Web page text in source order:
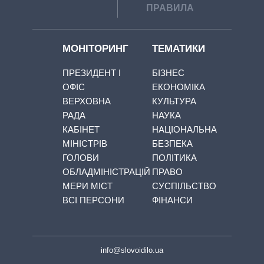
ПРАВИЛА
МОНІТОРИНГ
ПРЕЗИДЕНТ І
ОФІС
ВЕРХОВНА
РАДА
КАБІНЕТ
МІНІСТРІВ
ГОЛОВИ
ОБЛАДМІНІСТРАЦІЙ
МЕРИ МІСТ
ВСІ ПЕРСОНИ
ТЕМАТИКИ
БІЗНЕС
ЕКОНОМІКА
КУЛЬТУРА
НАУКА
НАЦІОНАЛЬНА
БЕЗПЕКА
ПОЛІТИКА
ПРАВО
СУСПІЛЬСТВО
ФІНАНСИ
info@slovoidilo.ua